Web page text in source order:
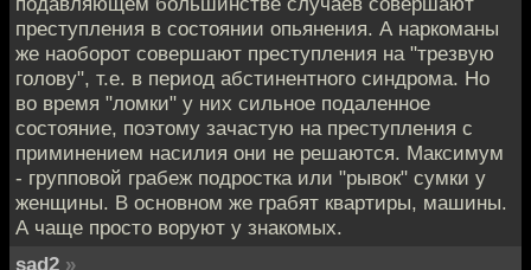
преступления в состоянии опьянения. А наркоманы
же наоборот совершают преступления на "трезвую
голову", т.е. в период абстинентного синдрома. Но
во время "ломки" у них сильное подаленное
состояние, поэтому зачастую на преступления с
приминением насилия они не решаются. Максимум
- групповой грабеж подростка или "рывок" сумки у
женщины. В основном же грабят квартиры, машины.
А чаще просто воруют у знакомых.
sad2 »